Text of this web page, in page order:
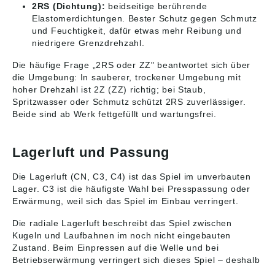
2RS (Dichtung): beidseitige berührende
Elastomerdichtungen. Bester Schutz gegen Schmutz
und Feuchtigkeit, dafür etwas mehr Reibung und
niedrigere Grenzdrehzahl.
Die häufige Frage „2RS oder ZZ" beantwortet sich über
die Umgebung: In sauberer, trockener Umgebung mit
hoher Drehzahl ist 2Z (ZZ) richtig; bei Staub,
Spritzwasser oder Schmutz schützt 2RS zuverlässiger.
Beide sind ab Werk fettgefüllt und wartungsfrei.
Lagerluft und Passung
Die Lagerluft (CN, C3, C4) ist das Spiel im unverbauten
Lager. C3 ist die häufigste Wahl bei Presspassung oder
Erwärmung, weil sich das Spiel im Einbau verringert.
Die radiale Lagerluft beschreibt das Spiel zwischen
Kugeln und Laufbahnen im noch nicht eingebauten
Zustand. Beim Einpressen auf die Welle und bei
Betriebserwärmung verringert sich dieses Spiel – deshalb